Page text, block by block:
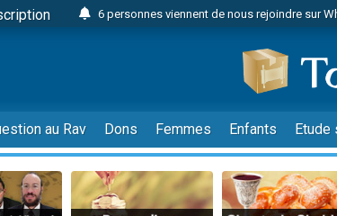
6 personnes viennent de nous rejoindre sur
2 personnes viennent de faire un don
17 personnes viennent de demander une
4 personnes viennent de nous rejoindre sur
Il reste 49 places pour étudier en groupe
23 personnes viennent de faire un don
Eva vient de donner son Maasser
au Rav Dons Femmes Enfants Etude